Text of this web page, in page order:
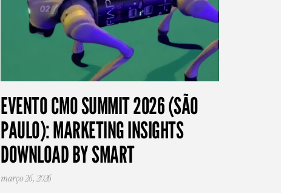
EVENTO CMO SUMMIT 2026 (SÃO
PAULO): MARKETING INSIGHTS
DOWNLOAD BY SMART
março 26, 2026